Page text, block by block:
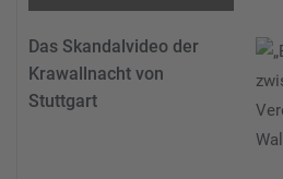
Das Skandalvideo der
Krawallnacht von
Stuttgart